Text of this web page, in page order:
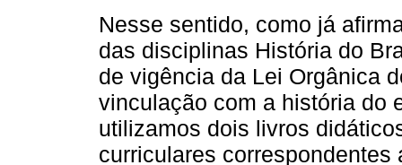
Nesse sentido, como já
das disciplinas História do
de vigência da Lei Orgânica
vinculação com a história do
utilizamos dois livros
curriculares